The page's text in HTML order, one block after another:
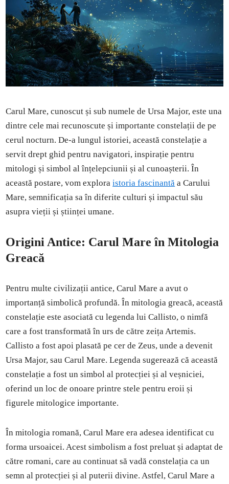
Carul Mare, cunoscut și sub numele de Ursa Major, este una
dintre cele mai recunoscute și importante constelații de pe
cerul nocturn. De-a lungul istoriei, această constelație a
servit drept ghid pentru navigatori, inspirație pentru
mitologi și simbol al înțelepciunii și al cunoașterii. În
această postare, vom exploraistoria fascinantă a Carului
Mare, semnificația sa în diferite culturi și impactul său
asupra vieții și științei umane.
Origini Antice: Carul Mare în Mitologia
Greacă
Pentru multe civilizații antice, Carul Mare a avut o
importanță simbolică profundă. În mitologia greacă, această
constelație este asociată cu legenda lui Callisto, o nimfă
care a fost transformată în urs de către zeița Artemis.
Callisto a fost apoi plasată pe cer de Zeus, unde a devenit
Ursa Major, sau Carul Mare. Legenda sugerează că această
constelație a fost un simbol al protecției și al veșniciei,
oferind un loc de onoare printre stele pentru eroii și
figurele mitologice importante.
În mitologia romană, Carul Mare era adesea identificat cu
forma ursoaicei. Acest simbolism a fost preluat și adaptat de
către romani, care au continuat să vadă constelația ca un
semn al protecției și al puterii divine. Astfel, Carul Mare a